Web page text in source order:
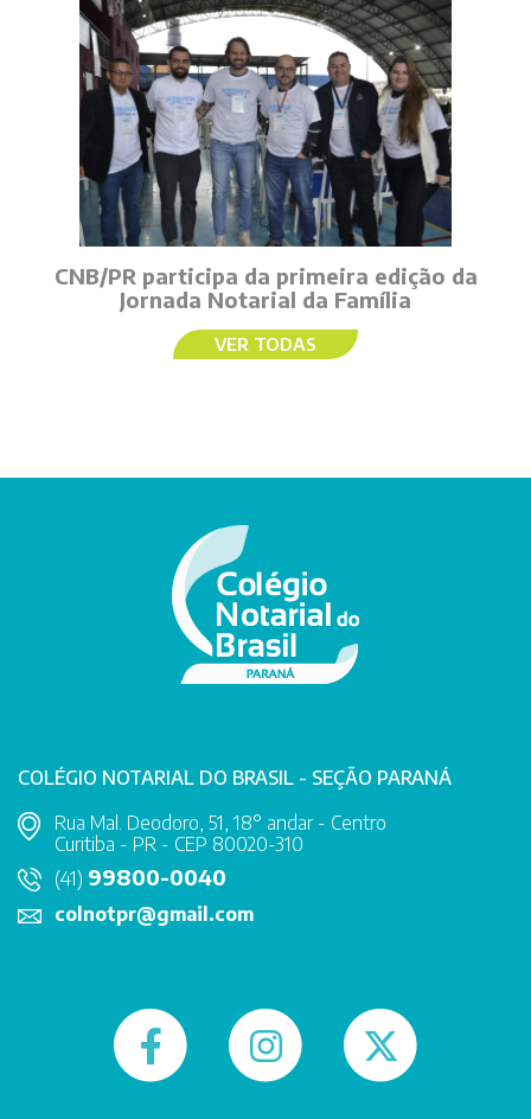
CNB/PR participa da primeira edição da
Jornada Notarial da Família
VER TODAS
COLÉGIO NOTARIAL DO BRASIL - SEÇÃO PARANÁ
Rua Mal. Deodoro, 51, 18° andar - Centro
Curitiba - PR - CEP 80020-310
(41) 99800-0040
colnotpr@gmail.com